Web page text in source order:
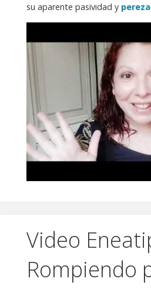
su aparente pasividad y pereza
Video
Rompiendo